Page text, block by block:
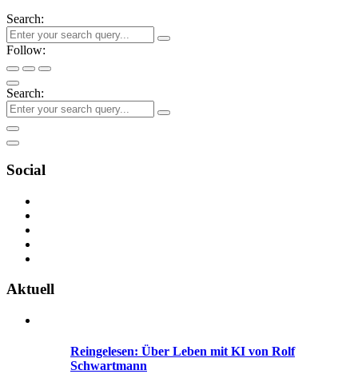
Search:
Follow:
Search:
Social
Aktuell
Reingelesen: Über Leben mit KI von Rolf
Schwartmann